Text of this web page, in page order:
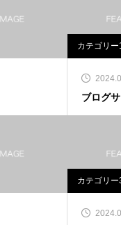
カテゴリー1
ブログ
カテゴリー